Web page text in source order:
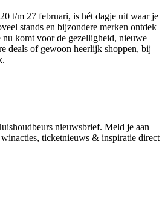
t/m 27 februari, is hét dagje uit waar je
stands en bijzondere merken ontdek
komt voor de gezelligheid, nieuwe
deals of gewoon heerlijk shoppen, bij
nieuwsbrief. Meld je aan
winacties, ticketnieuws & inspiratie direct